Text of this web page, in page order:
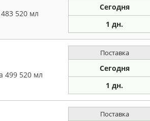
520 мл
Сегодня
1 дн.
499 520 мл
Поставка
Сегодня
1 дн.
Поставка